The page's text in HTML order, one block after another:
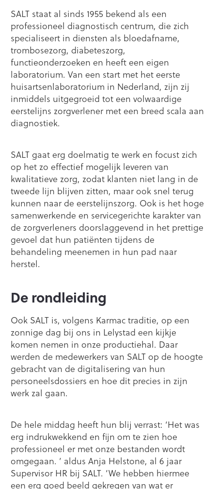
SALT staat al sinds 1955 bekend als een
professioneel diagnostisch centrum, die zich
specialiseert in diensten als bloedafname,
trombosezorg, diabeteszorg,
functieonderzoeken en heeft een eigen
laboratorium. Van een start met het eerste
huisartsenlaboratorium in Nederland, zijn zij
inmiddels uitgegroeid tot een volwaardige
eerstelijns zorgverlener met een breed scala aan
diagnostiek.
SALT gaat erg doelmatig te werk en focust zich
op het zo effectief mogelijk leveren van
kwalitatieve zorg, zodat klanten niet lang in de
tweede lijn blijven zitten, maar ook snel terug
kunnen naar de eerstelijnszorg. Ook is het hoge
samenwerkende en servicegerichte karakter van
de zorgverleners doorslaggevend in het prettige
gevoel dat hun patiënten tijdens de
behandeling meenemen in hun pad naar
herstel.
De rondleiding
Ook SALT is, volgens Karmac traditie, op een
zonnige dag bij ons in Lelystad een kijkje
komen nemen in onze productiehal. Daar
werden de medewerkers van SALT op de hoogte
gebracht van de digitalisering van hun
personeelsdossiers en hoe dit precies in zijn
werk zal gaan.
De hele middag heeft hun blij verrast: ‘Het was
erg indrukwekkend en fijn om te zien hoe
professioneel er met onze bestanden wordt
omgegaan. ’ aldus Anja Helstone, al 6 jaar
Supervisor HR bij SALT. ‘We hebben hiermee
een erg goed beeld gekregen van wat er